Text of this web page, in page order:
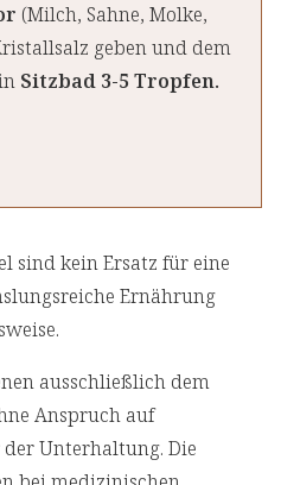
(Milch, Sahne, Molke,
geben und dem
Sitzbad 3-5 Tropfen.
sind kein Ersatz für eine
Ernährung
ausschließlich dem
Anspruch auf
Unterhaltung. Die